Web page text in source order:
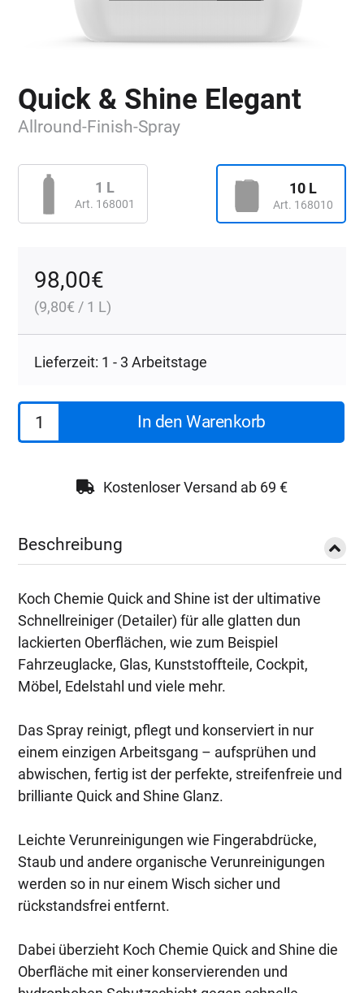
Quick & Shine Elegant
Allround-Finish-Spray
1 L
Art. 168001
10 L
Art. 168010
98,00€
(9,80€ / 1 L)
Lieferzeit: 1 - 3 Arbeitstage
Koch
Chemie
Elegant
Qs
|
10L
Menge
In den Warenkorb
Kostenloser Versand ab 69 €
Beschreibung
Koch Chemie Quick and Shine ist der ultimative
Schnellreiniger (Detailer) für alle glatten dun
lackierten Oberflächen, wie zum Beispiel
Fahrzeuglacke, Glas, Kunststoffteile, Cockpit,
Möbel, Edelstahl und viele mehr.
Das Spray reinigt, pflegt und konserviert in nur
einem einzigen Arbeitsgang – aufsprühen und
abwischen, fertig ist der perfekte, streifenfreie und
brilliante Quick and Shine Glanz.
Leichte Verunreinigungen wie Fingerabdrücke,
Staub und andere organische Verunreinigungen
werden so in nur einem Wisch sicher und
rückstandsfrei entfernt.
Dabei überzieht Koch Chemie Quick and Shine die
Oberfläche mit einer konservierenden und